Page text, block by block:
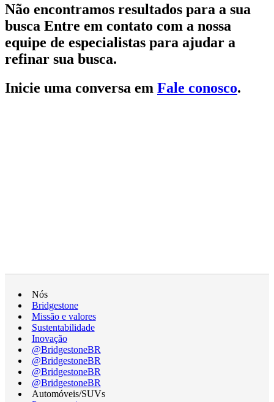
Não encontramos resultados para a sua
busca Entre em contato com a nossa
equipe de especialistas para ajudar a
refinar sua busca.
Inicie uma conversa em Fale conosco.
Nós
Bridgestone
Missão e valores
Sustentabilidade
Inovação
@BridgestoneBR
@BridgestoneBR
@BridgestoneBR
@BridgestoneBR
Automóveis/SUVs